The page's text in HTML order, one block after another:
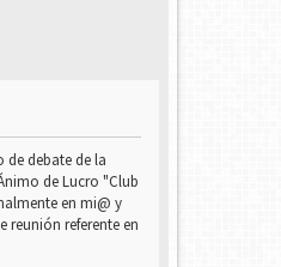
de debate de la
de Lucro "Club
en mi@ y
reunión referente en